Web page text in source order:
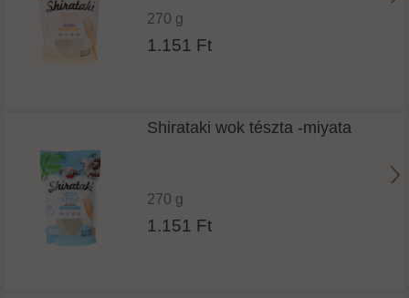
270 g
1.151 Ft
Shirataki wok tészta -miyata
270 g
1.151 Ft